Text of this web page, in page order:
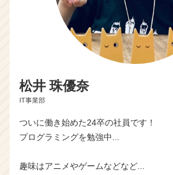
松井 珠優奈
IT事業部
ついに働き始めた24卒の社員です！
プログラミングを勉強中...
趣味はアニメやゲームなどなど...